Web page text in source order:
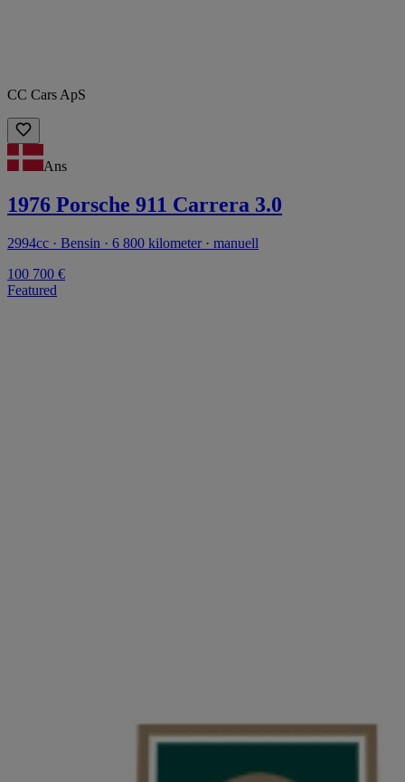
CC Cars ApS
Ans
1976 Porsche 911 Carrera 3.0
2994cc · Bensin · 6 800 kilometer · manuell
100 700 €
Featured